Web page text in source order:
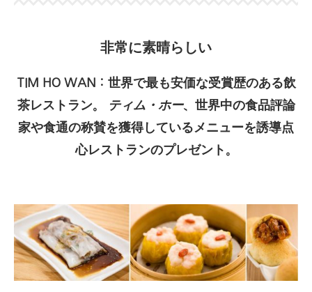
非常に素晴らしい
TIM HO WAN：世界で最も安価な受賞歴のある飲
茶レストラン。
ティム・ホー、世界中の食品評論
家や食通の称賛を獲得しているメニューを誘導点
心レストランのプレゼント。